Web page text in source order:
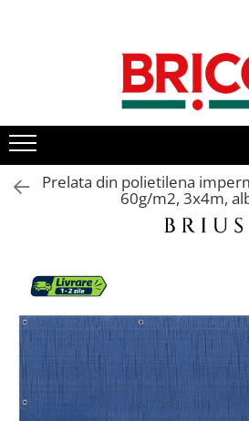
Toate Produsele
Baterii bucatarie
Baterii bideu si dus igienic
Accesorii baterii
Sisteme de dus
Coloane de dus
Prelata din polietilena
60g/m2, 3x4m,